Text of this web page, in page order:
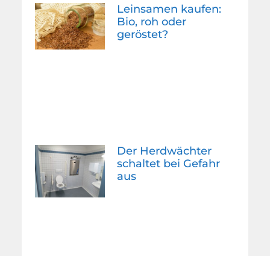
Leinsamen kaufen:
Bio, roh oder
geröstet?
Der Herdwächter
schaltet bei Gefahr
aus